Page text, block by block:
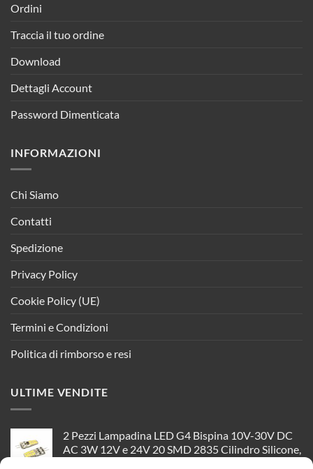
Ordini
Traccia il tuo ordine
Download
Dettagli Account
Password Dimenticata
INFORMAZIONI
Chi Siamo
Contatti
Spedizione
Privacy Policy
Cookie Policy (UE)
Termini e Condizioni
Politica di rimborso e resi
ULTIME VENDITE
2 Pezzi Lampadina LED G4 Bispina 10V-30V DC
AC 3W 12V e 24V 20 SMD 2835 Cilindro Silicone,